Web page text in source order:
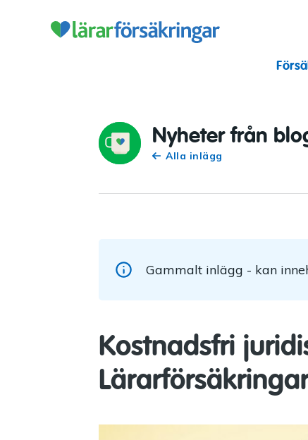
Nyheter från
Alla inlägg
Gammalt inlägg - kan
Kostnadsfri